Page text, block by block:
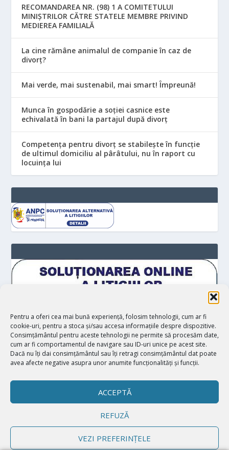
Pentru a oferi cea mai bună experiență, folosim tehnologii, cum ar fi
cookie-uri, pentru a stoca și/sau accesa informațiile despre dispozitive.
Consimțământul pentru aceste tehnologii ne permite să procesăm date,
cum ar fi comportamentul de navigare sau ID-uri unice pe acest site.
Dacă nu îți dai consimțământul sau îți retragi consimțământul dat poate
avea afecte negative asupra unor anumite funcționalități și funcții.
ACCEPTĂ
REFUZĂ
VEZI PREFERINȚELE
RECOMANDAREA NR. (98) 1 A COMITETULUI
MINIŞTRILOR CĂTRE STATELE MEMBRE PRIVIND
MEDIEREA FAMILIALĂ
La cine rămâne animalul de companie în caz de
divorț?
Mai verde, mai sustenabil, mai smart! Împreună!
Munca în gospodărie a soției casnice este
echivalată în bani la partajul după divorț
Competența pentru divorț se stabilește în funcție
de ultimul domiciliu al pârâtului, nu în raport cu
locuinţa lui
Elegant Themes WordPress